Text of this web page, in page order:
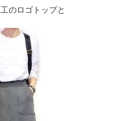
のロゴトップと